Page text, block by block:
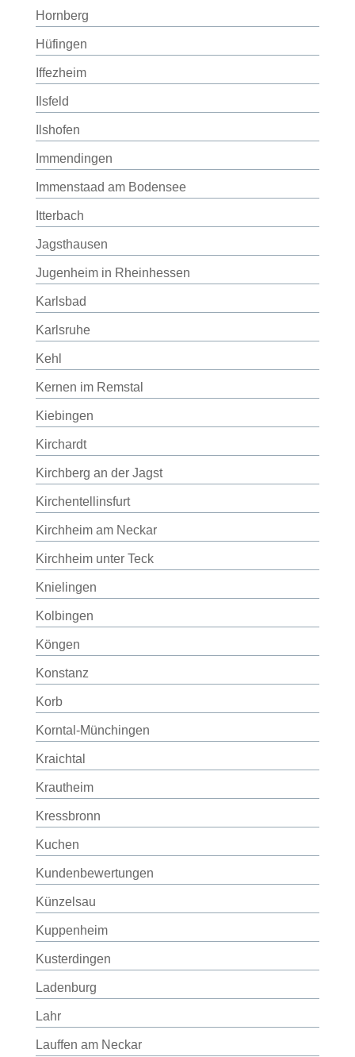
Hornberg
Hüfingen
Iffezheim
Ilsfeld
Ilshofen
Immendingen
Immenstaad am Bodensee
Itterbach
Jagsthausen
Jugenheim in Rheinhessen
Karlsbad
Karlsruhe
Kehl
Kernen im Remstal
Kiebingen
Kirchardt
Kirchberg an der Jagst
Kirchentellinsfurt
Kirchheim am Neckar
Kirchheim unter Teck
Knielingen
Kolbingen
Köngen
Konstanz
Korb
Korntal-Münchingen
Kraichtal
Krautheim
Kressbronn
Kuchen
Kundenbewertungen
Künzelsau
Kuppenheim
Kusterdingen
Ladenburg
Lahr
Lauffen am Neckar